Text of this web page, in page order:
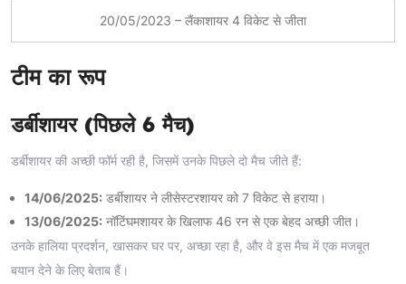
20/05/2023 – लैंकाशायर 4 विकेट से जीता
टीम का रूप
डर्बीशायर (पिछले 6 मैच)
डर्बीशायर की अच्छी फॉर्म रही है, जिसमें उनके पिछले दो मैच जीते हैं:
14/06/2025: डर्बीशायर ने लीसेस्टरशायर को 7 विकेट से हराया।
13/06/2025: नॉटिंघमशायर के खिलाफ 46 रन से एक बेहद अच्छी जीत।
उनके हालिया प्रदर्शन, खासकर घर पर, अच्छा रहा है, और वे इस मैच में एक मजबूत
बयान देने के लिए बेताब हैं।